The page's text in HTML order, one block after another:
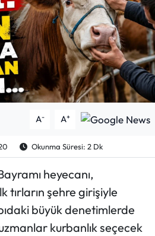
A- A+
Okunma Süresi: 2 Dk
heyecanı,
tırların şehre girişiyle
büyük denetimlerde
kurbanlık seçecek